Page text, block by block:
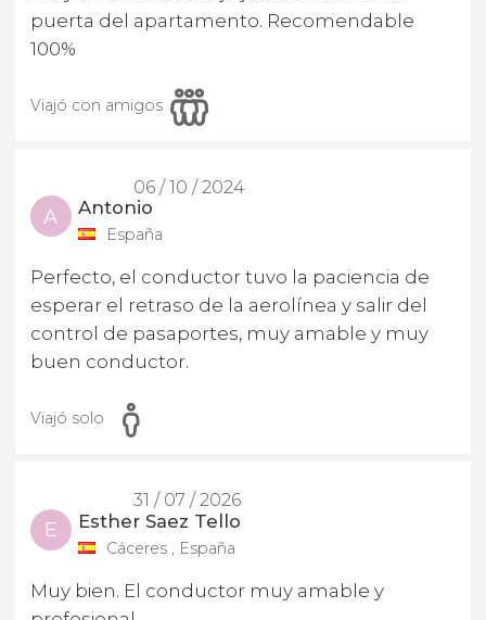
puerta del apartamento. Recomendable
100%
Viajó con amigos
06 / 10 / 2024
A Antonio
España
Perfecto, el conductor tuvo la paciencia de
esperar el retraso de la aerolínea y salir del
control de pasaportes, muy amable y muy
buen conductor.
Viajó solo
31 / 07 / 2026
E Esther Saez Tello
Cáceres , España
Muy bien. El conductor muy amable y